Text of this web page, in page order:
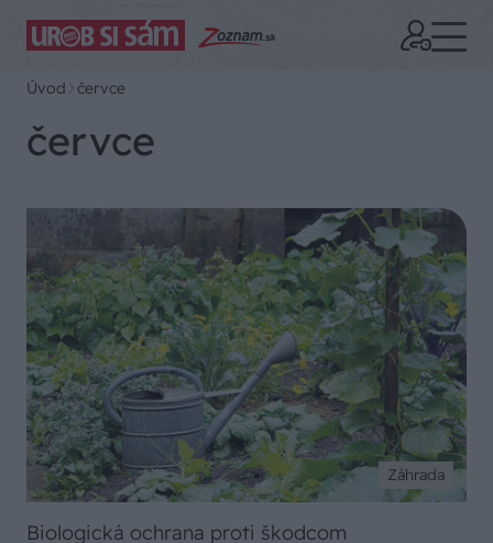
Úvod červce
červce
Záhrada
Biologická ochrana proti škodcom